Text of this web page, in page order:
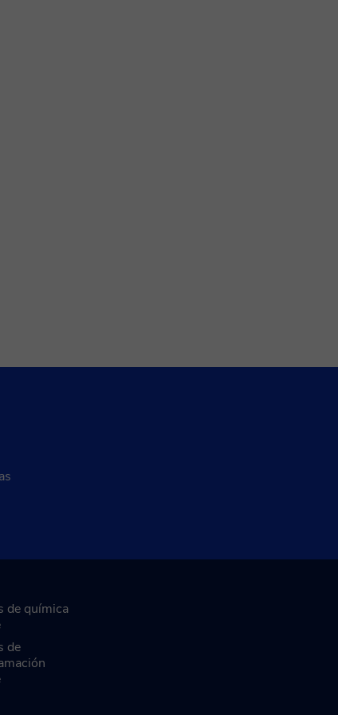
de química
de